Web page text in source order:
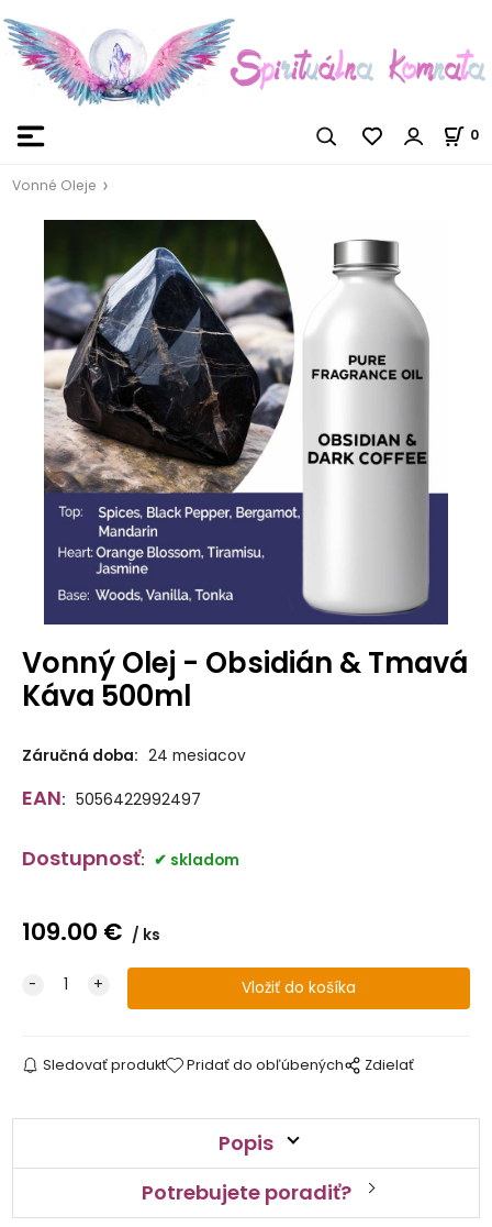
0
Vonné Oleje
Vonný Olej - Obsidián & Tmavá
Káva 500ml
Záručná doba: 24 mesiacov
EAN: 5056422992497
Dostupnosť: skladom
109.00 € ks
Sledovať produkt Pridať do obľúbených Zdielať
Popis
Potrebujete poradiť?